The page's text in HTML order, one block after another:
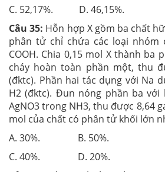
C. 52,17%. D. 46,15%.
Câu 35: Hỗn hợp X gồm ba chất
phân tử chỉ chứa các loại nhóm
COOH. Chia 0,15 mol X thành ba
cháy hoàn toàn phần một, thu
(đktc). Phần hai tác dụng với Na
H2 (đktc). Đun nóng phần ba
AgNO3 trong NH3, thu được 8,64
mol của chất có phân tử khối lớn
A. 30%. B. 50%.
C. 40%. D. 20%.